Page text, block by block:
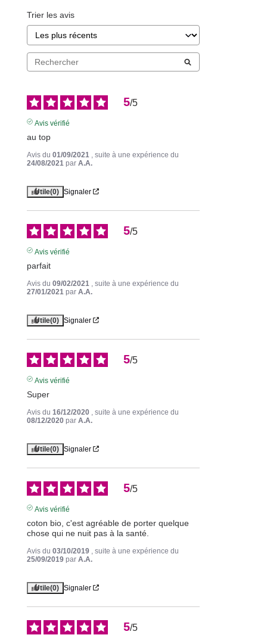
Trier les avis
5/5
Avis vérifié
au top
Avis du 01/09/2021 , suite à une expérience du
24/08/2021 par A.A.
Utile(0) Signaler
5/5
Avis vérifié
parfait
Avis du 09/02/2021 , suite à une expérience du
27/01/2021 par A.A.
Utile(0) Signaler
5/5
Avis vérifié
Super
Avis du 16/12/2020 , suite à une expérience du
08/12/2020 par A.A.
Utile(0) Signaler
5/5
Avis vérifié
coton bio, c'est agréable de porter quelque
chose qui ne nuit pas à la santé.
Avis du 03/10/2019 , suite à une expérience du
25/09/2019 par A.A.
Utile(0) Signaler
5/5